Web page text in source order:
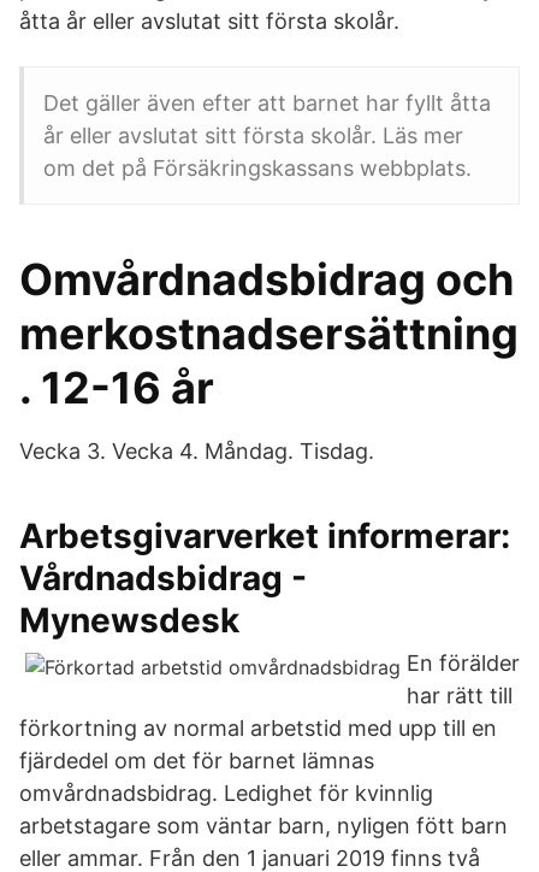
åtta år eller avslutat sitt första skolår.
Det gäller även efter att barnet har fyllt åtta
år eller avslutat sitt första skolår. Läs mer
om det på Försäkringskassans webbplats.
Omvårdnadsbidrag och
merkostnadsersättning
. 12-16 år
Vecka 3. Vecka 4. Måndag. Tisdag.
Arbetsgivarverket informerar:
Vårdnadsbidrag -
Mynewsdesk
En förälder
har rätt till
förkortning av normal arbetstid med upp till en
fjärdedel om det för barnet lämnas
omvårdnadsbidrag. Ledighet för kvinnlig
arbetstagare som väntar barn, nyligen fött barn
eller ammar. Från den 1 januari 2019 finns två